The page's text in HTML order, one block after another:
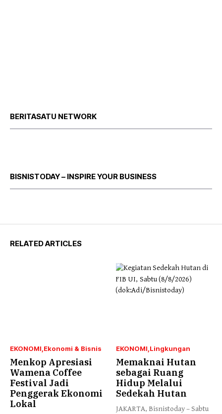
BERITASATU NETWORK
BISNISTODAY – INSPIRE YOUR BUSINESS
RELATED ARTICLES
EKONOMI Ekonomi & Bisnis
Menkop Apresiasi
Wamena Coffee
Festival Jadi
Penggerak Ekonomi
Lokal
EKONOMI Lingkungan
Memaknai Hutan
sebagai Ruang
Hidup Melalui
Sedekah Hutan
JAKARTA, Bisnistoday – Sabtu